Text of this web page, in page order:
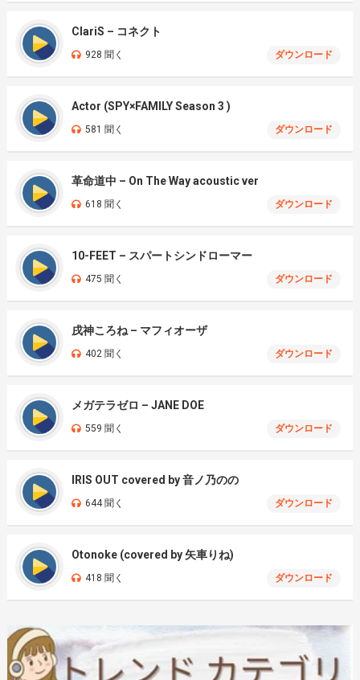
ClariS – コネクト
928 聞く ダウンロード
Actor (SPY×FAMILY Season 3 )
581 聞く ダウンロード
革命道中 – On The Way acoustic ver
618 聞く ダウンロード
10-FEET – スパートシンドローマー
475 聞く ダウンロード
戌神ころね – マフィオーザ
402 聞く ダウンロード
メガテラゼロ – JANE DOE
559 聞く ダウンロード
IRIS OUT covered by 音ノ乃のの
644 聞く ダウンロード
Otonoke (covered by 矢車りね)
418 聞く ダウンロード